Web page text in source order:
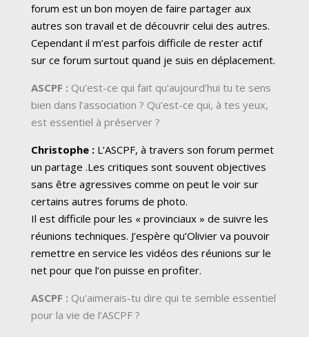
forum est un bon moyen de faire partager aux
autres son travail et de découvrir celui des autres.
Cependant il m’est parfois difficile de rester actif
sur ce forum surtout quand je suis en déplacement.
ASCPF : Qu’est-ce qui fait qu’aujourd’hui tu te sens
bien dans l’association ? Qu’est-ce qui, à tes yeux,
est essentiel à préserver ?
Christophe : L’ASCPF, à travers son forum permet
un partage .Les critiques sont souvent objectives
sans être agressives comme on peut le voir sur
certains autres forums de photo.
Il est difficile pour les « provinciaux » de suivre les
réunions techniques. J’espère qu’Olivier va pouvoir
remettre en service les vidéos des réunions sur le
net pour que l’on puisse en profiter.
ASCPF : Qu’aimerais-tu dire qui te semble essentiel
pour la vie de l’ASCPF ?